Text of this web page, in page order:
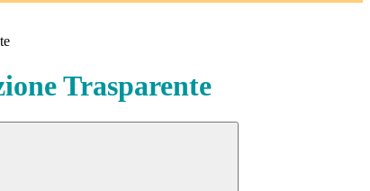
Trasparente